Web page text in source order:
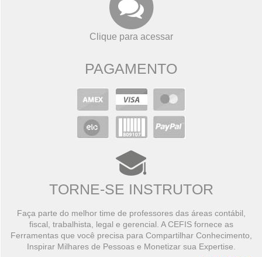
Clique para acessar
PAGAMENTO
TORNE-SE INSTRUTOR
Faça parte do melhor time de professores das áreas contábil,
fiscal, trabalhista, legal e gerencial. A CEFIS fornece as
Ferramentas que você precisa para Compartilhar Conhecimento,
Inspirar Milhares de Pessoas e Monetizar sua Expertise.